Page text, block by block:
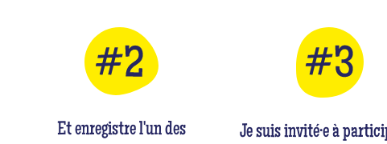
Et enregistre l'un des
Je suis invité·e à